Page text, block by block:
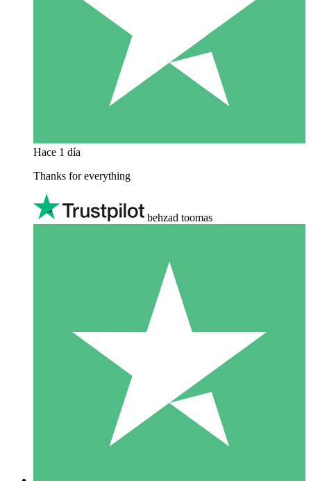
Hace 1 día
Thanks for everything
behzad toomas